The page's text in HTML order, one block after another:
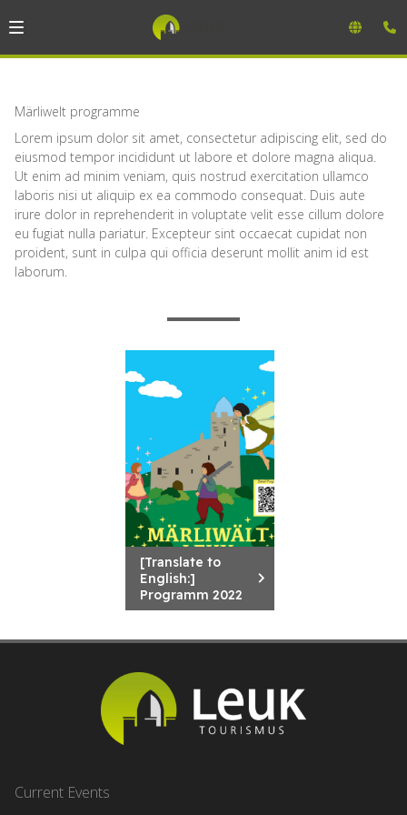
Märliwelt programme
Lorem ipsum dolor sit amet, consectetur adipiscing elit, sed do
eiusmod tempor incididunt ut labore et dolore magna aliqua.
Ut enim ad minim veniam, quis nostrud exercitation ullamco
laboris nisi ut aliquip ex ea commodo consequat. Duis aute
irure dolor in reprehenderit in voluptate velit esse cillum dolore
eu fugiat nulla pariatur. Excepteur sint occaecat cupidat non
proident, sunt in culpa qui officia deserunt mollit anim id est
laborum.
[Translate to
English:]
Programm 2022
Current Events